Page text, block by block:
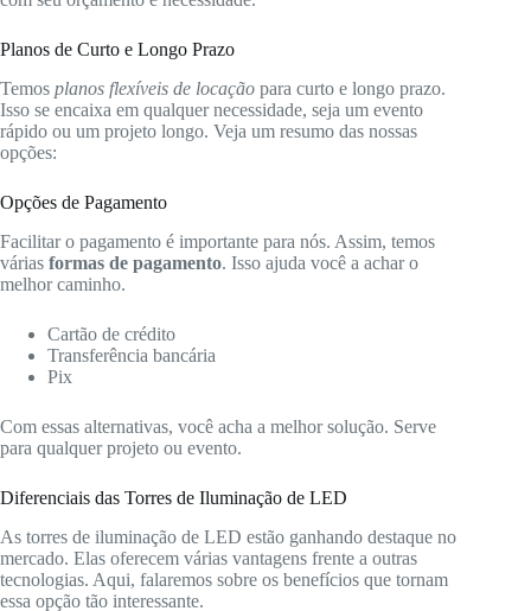
Planos de Curto e Longo Prazo
Temos planos flexíveis de locação para curto e longo prazo.
Isso se encaixa em qualquer necessidade, seja um evento
rápido ou um projeto longo. Veja um resumo das nossas
opções:
Opções de Pagamento
Facilitar o pagamento é importante para nós. Assim, temos
várias formas de pagamento. Isso ajuda você a achar o
melhor caminho.
Cartão de crédito
Transferência bancária
Pix
Com essas alternativas, você acha a melhor solução. Serve
para qualquer projeto ou evento.
Diferenciais das Torres de Iluminação de LED
As torres de iluminação de LED estão ganhando destaque no
mercado. Elas oferecem várias vantagens frente a outras
tecnologias. Aqui, falaremos sobre os benefícios que tornam
essa opção tão interessante.